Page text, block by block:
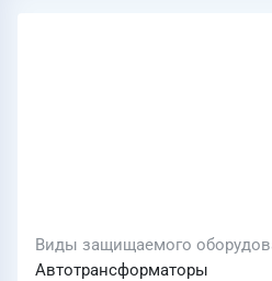
Виды защищаемого
Автотрансформаторы